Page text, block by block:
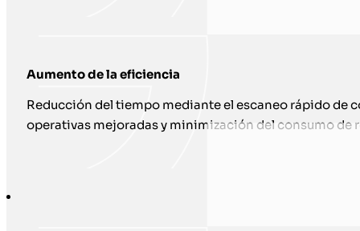
Aumento de la eficiencia
Reducción del tiempo mediante el escaneo rápido de
operativas mejoradas y minimización del consumo de